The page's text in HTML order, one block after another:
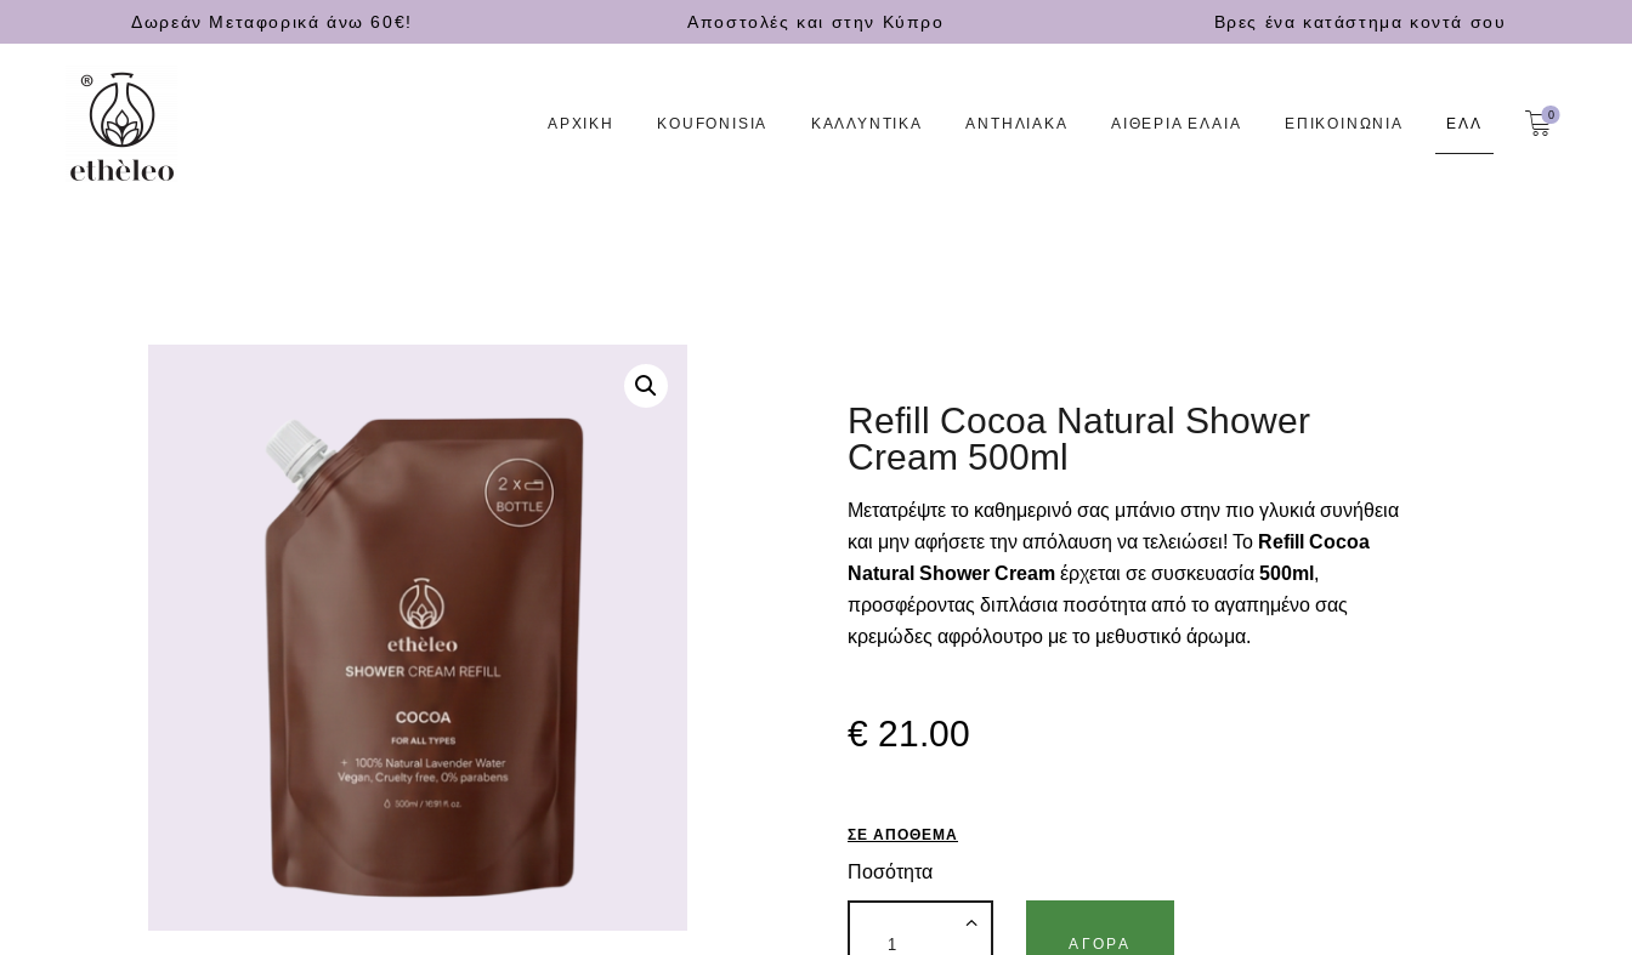
Δωρεάν Μεταφορικά άνω 60€! Αποστολές και στην Κύπρο Βρες ένα κατάστημα κοντά σου
ΑΡΧΙΚΗ KOUFONISIA ΚΑΛΛΥΝΤΙΚΆ ΑΝΤΗΛΙΑΚΆ ΑΙΘΕΡΙΑ ΕΛΑΙΑ ΕΠΙΚΟΙΝΩΝΙΑ ΕΛΛ
0
KOUFONISIA
ΚΑΛΛΥΝΤΙΚΆ
ΑΝΤΗΛΙΑΚΆ
ΑΙΘΕΡΙΑ ΕΛΑΙΑ
ΕΠΙΚΟΙΝΩΝΙΑ
ΕΛΛ
Refill Cocoa Natural Shower
Cream 500ml
Μετατρέψτε το καθημερινό σας μπάνιο στην πιο γλυκιά συνήθεια
και μην αφήσετε την απόλαυση να τελειώσει! Το Refill Cocoa
Natural Shower Cream έρχεται σε συσκευασία 500ml ,
προσφέροντας διπλάσια ποσότητα από το αγαπημένο σας
κρεμώδες αφρόλουτρο με το μεθυστικό άρωμα.
€ 21.00
ΣΕ ΑΠΌΘΕΜΑ
Ποσότητα
ΑΓΟΡΆ